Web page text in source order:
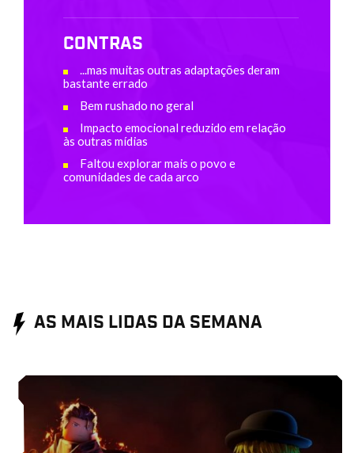
CONTRAS
...mas muitas outras adaptações deram
bastante errado
Bem rushado no geral
Impacto emocional reduzido em relação
às outras mídias
Faltou explorar mais o povo e
comunidades de cada arco
AS MAIS LIDAS DA SEMANA